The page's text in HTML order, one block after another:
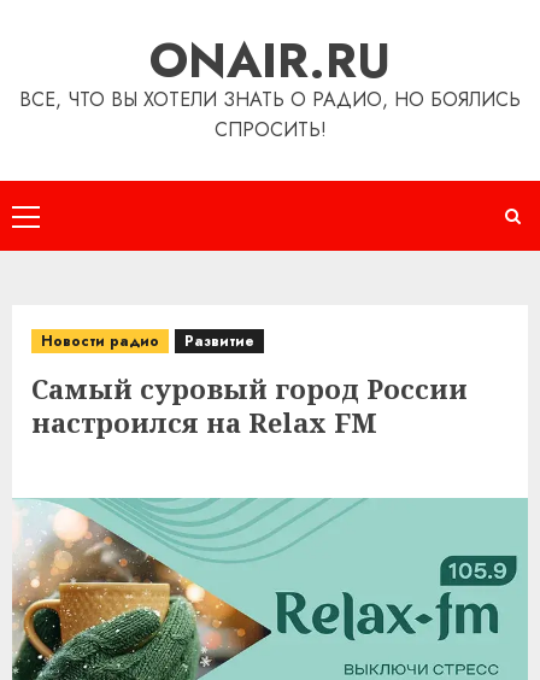
ONAIR.RU
ВСЕ, ЧТО ВЫ ХОТЕЛИ ЗНАТЬ О РАДИО, НО БОЯЛИСЬ
СПРОСИТЬ!
Основное
меню
Новости радио Развитие
Самый суровый город России
настроился на Relax FM